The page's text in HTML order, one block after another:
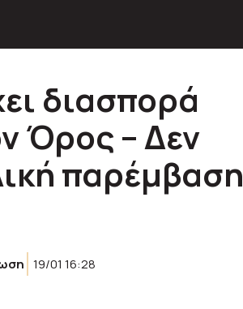
διασπορά
Όρος – Δεν
παρέμβαση
19/01 16:28